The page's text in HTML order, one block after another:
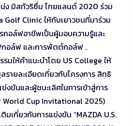
น่ง มิสทัวริซึ่ม ไทยแลนด์ 2020 ร่วม
Clinic ให้กับเยาวชนที่มาร่วม
กอล์ฟอาชีพเป็นผู้มอบความรู้และ
กอล์ฟ และการพัตต์กอล์ฟ .
มให้คำแนะนำโดย US College ให้
ายละเอียดเกี่ยวกับโครงการ สิทธิ
งขันและผู้ชนะเลิศในการเข้าสู่การ
World Cup Invitational 2025)
เกี่ยวกับการแข่งขัน “MAZDA U.S.